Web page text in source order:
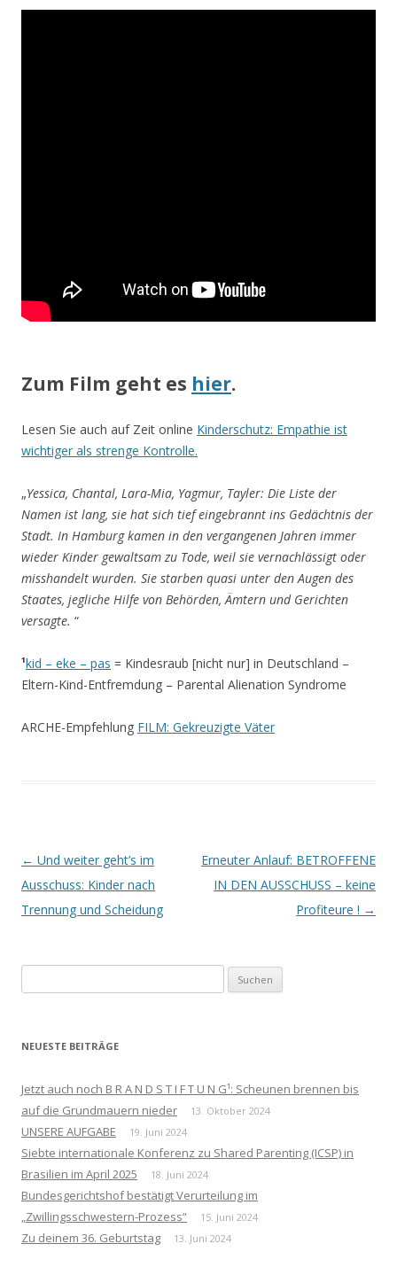
Zum Film geht es hier.
Lesen Sie auch auf Zeit online Kinderschutz: Empathie ist
wichtiger als strenge Kontrolle.
„Yessica, Chantal, Lara-Mia, Yagmur, Tayler: Die Liste der
Namen ist lang, sie hat sich tief eingebrannt ins Gedächtnis der
Stadt. In Hamburg kamen in den vergangenen Jahren immer
wieder Kinder gewaltsam zu Tode, weil sie vernachlässigt oder
misshandelt wurden. Sie starben quasi unter den Augen des
Staates, jegliche Hilfe von Behörden, Ämtern und Gerichten
versagte. “
¹kid – eke – pas = Kindesraub [nicht nur] in Deutschland –
Eltern-Kind-Entfremdung – Parental Alienation Syndrome
ARCHE-Empfehlung FILM: Gekreuzigte Väter
Beitrags-
Navigation
← Und weiter geht’s im
Ausschuss: Kinder nach
Trennung und Scheidung
Erneuter Anlauf: BETROFFENE
IN DEN AUSSCHUSS – keine
Profiteure ! →
nach:
NEUESTE BEITRÄGE
Jetzt auch noch B R A N D S T I F T U N G¹: Scheunen brennen bis
auf die Grundmauern nieder
13. Oktober 2024
UNSERE AUFGABE 19. Juni 2024
Siebte internationale Konferenz zu Shared Parenting (ICSP) in
Brasilien im April 2025
18. Juni 2024
Bundesgerichtshof bestätigt Verurteilung im
„Zwillingsschwestern-Prozess“
15. Juni 2024
Zu deinem 36. Geburtstag 13. Juni 2024